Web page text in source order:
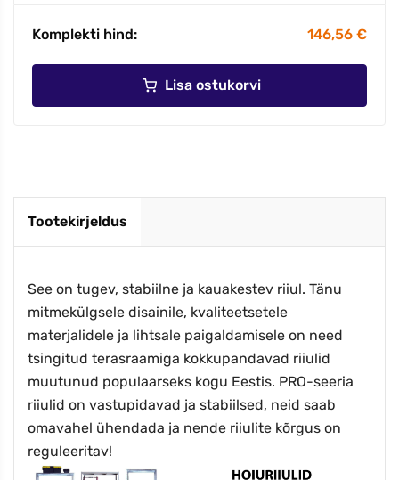
Komplekti hind: 146,56 €
Lisa ostukorvi
Tootekirjeldus
See on tugev, stabiilne ja kauakestev riiul. Tänu
mitmekülgsele disainile, kvaliteetsetele
materjalidele ja lihtsale paigaldamisele on need
tsingitud terasraamiga kokkupandavad riiulid
muutunud populaarseks kogu Eestis. PRO-seeria
riiulid on vastupidavad ja stabiilsed, neid saab
omavahel ühendada ja nende riiulite kõrgus on
reguleeritav!